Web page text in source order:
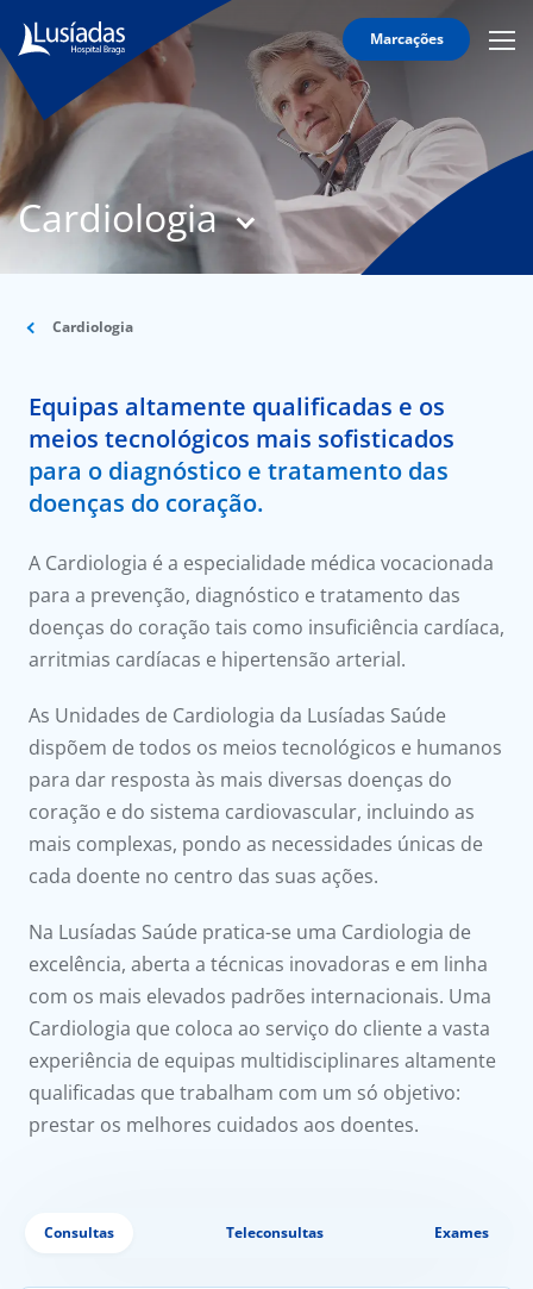
Marcações
Lusíadas
Hospitais
e
Clínico
Acordos
a nós
Cardiologia
Cardiologia
Equipas altamente qualificadas e os
meios tecnológicos mais sofisticados
para o diagnóstico e tratamento das
doenças do coração.
A Cardiologia é a especialidade médica vocacionada
para a prevenção, diagnóstico e tratamento das
doenças do coração tais como insuficiência cardíaca,
arritmias cardíacas e hipertensão arterial.
As Unidades de Cardiologia da Lusíadas Saúde
dispõem de todos os meios tecnológicos e humanos
para dar resposta às mais diversas doenças do
coração e do sistema cardiovascular, incluindo as
mais complexas, pondo as necessidades únicas de
cada doente no centro das suas ações.
Na Lusíadas Saúde pratica-se uma Cardiologia de
excelência, aberta a técnicas inovadoras e em linha
com os mais elevados padrões internacionais. Uma
Cardiologia que coloca ao serviço do cliente a vasta
experiência de equipas multidisciplinares altamente
qualificadas que trabalham com um só objetivo:
prestar os melhores cuidados aos doentes.
Consultas Teleconsultas Exames